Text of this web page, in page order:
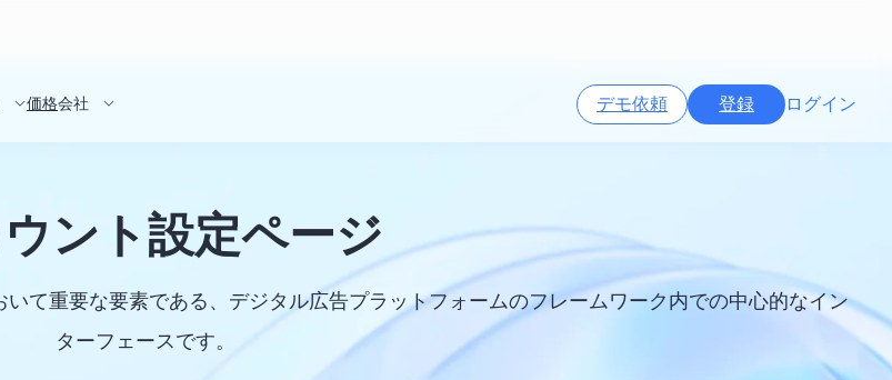
価格会社 デモ依頼 登録 ログイン
ント設定ページ
て重要な要素である、デジタル広告プラットフォームのフレームワーク内での中心的なイン
ターフェースです。